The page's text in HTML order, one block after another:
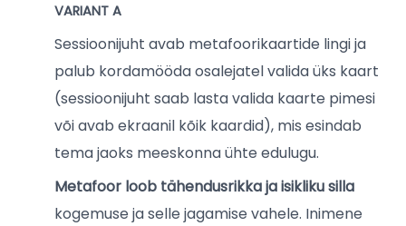
VARIANT A
Sessioonijuht avab metafoorikaartide lingi ja
palub kordamööda osalejatel valida üks kaart
(sessioonijuht saab lasta valida kaarte pimesi
või avab ekraanil kõik kaardid), mis esindab
tema jaoks meeskonna ühte edulugu.
Metafoor loob tähendusrikka ja isikliku silla
kogemuse ja selle jagamise vahele. Inimene